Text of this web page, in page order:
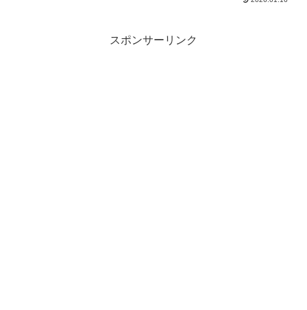
けで済みますし、何より在庫が豊富なの
スポンサーリンク